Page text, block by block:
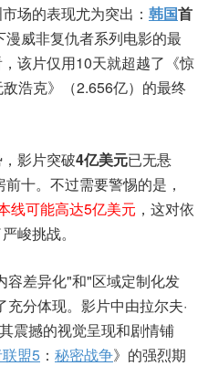
场的表现尤为突出： 韩国首
漫威非复仇者系列电影的最
该片仅用10天就超越了《惊
浩克》（2.656亿）的最终
影片突破4亿美元已无悬
十。不过需要警惕的是，
线可能高达5亿美元 ，这对依
峻挑战。
容差异化"和"区域定制化发
分体现。影片中由拉尔夫·
震撼的视觉呈现和剧情铺
盟5 ： 秘密战争》的强烈期